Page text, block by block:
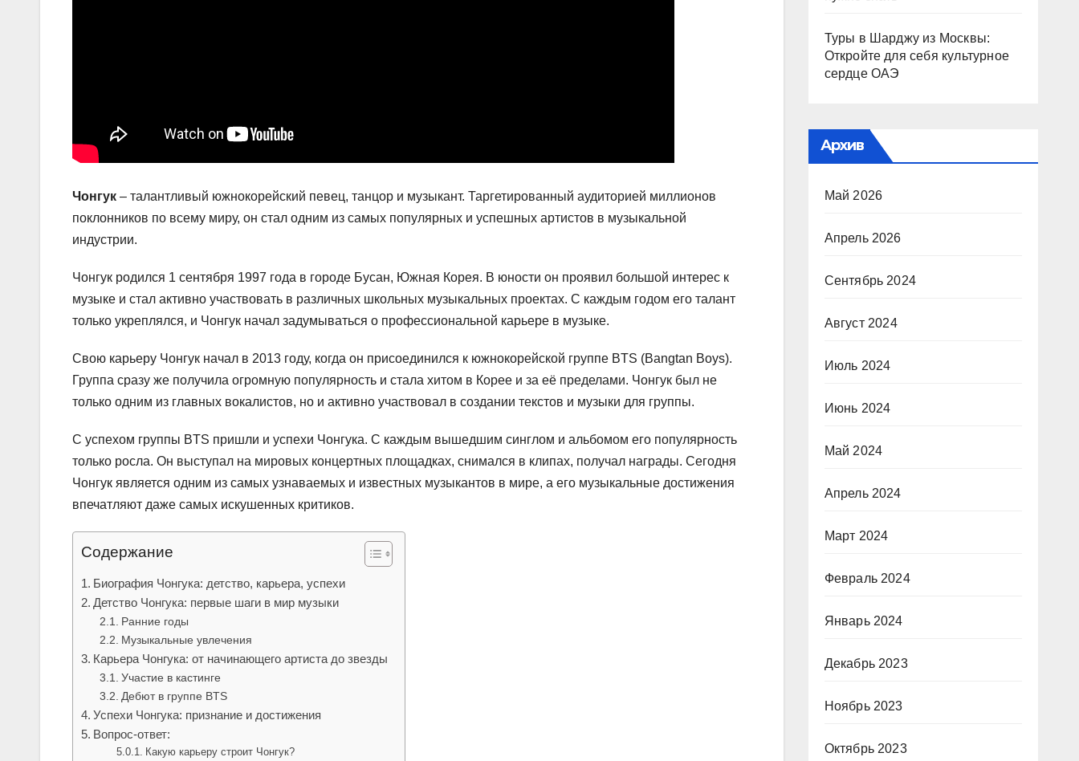
Чонгук – талантливый южнокорейский певец, танцор и музыкант. Таргетированный аудиторией миллионов
поклонников по всему миру, он стал одним из самых популярных и успешных артистов в музыкальной
индустрии.
Чонгук родился 1 сентября 1997 года в городе Бусан, Южная Корея. В юности он проявил большой интерес к
музыке и стал активно участвовать в различных школьных музыкальных проектах. С каждым годом его талант
только укреплялся, и Чонгук начал задумываться о профессиональной карьере в музыке.
Свою карьеру Чонгук начал в 2013 году, когда он присоединился к южнокорейской группе BTS (Bangtan Boys).
Группа сразу же получила огромную популярность и стала хитом в Корее и за её пределами. Чонгук был не
только одним из главных вокалистов, но и активно участвовал в создании текстов и музыки для группы.
С успехом группы BTS пришли и успехи Чонгука. С каждым вышедшим синглом и альбомом его популярность
только росла. Он выступал на мировых концертных площадках, снимался в клипах, получал награды. Сегодня
Чонгук является одним из самых узнаваемых и известных музыкантов в мире, а его музыкальные достижения
впечатляют даже самых искушенных критиков.
Содержание
Биография Чонгука: детство, карьера, успехи
Детство Чонгука: первые шаги в мир музыки
Ранние годы
Музыкальные увлечения
Карьера Чонгука: от начинающего артиста до звезды
Участие в кастинге
Дебют в группе BTS
Успехи Чонгука: признание и достижения
Вопрос-ответ:
Какую карьеру строит Чонгук?
Туры в Шарджу из Москвы:
Откройте для себя культурное
сердце ОАЭ
Архив
Май 2026
Апрель 2026
Сентябрь 2024
Август 2024
Июль 2024
Июнь 2024
Май 2024
Апрель 2024
Март 2024
Февраль 2024
Январь 2024
Декабрь 2023
Ноябрь 2023
Октябрь 2023